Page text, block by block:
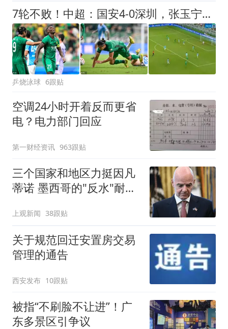
7轮不败！中超：国安4-0深圳，张玉宁传射+达万2球+法比奥破门
乒烧泳球 6跟贴
空调24小时开着反而更省
电？电力部门回应
第一财经资讯 963跟贴
三个国家和地区力挺因凡
蒂诺 墨西哥的"反水"耐人
上观新闻 38跟贴
关于规范回迁安置房交易
管理的通告
西安发布 10跟贴
被指“不刷脸不让进”！广
东多景区引争议